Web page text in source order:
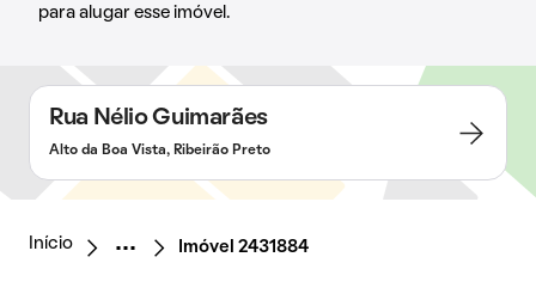
para alugar esse imóvel.
Rua Nélio Guimarães
Alto da Boa Vista, Ribeirão Preto
Início Imóvel 2431884